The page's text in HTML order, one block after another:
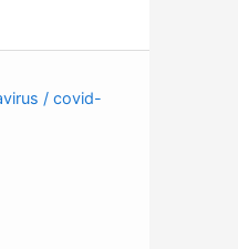
/ covid-